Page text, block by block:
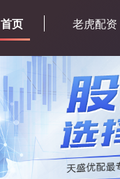
首页 老虎配资